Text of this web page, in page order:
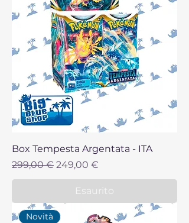
Box Tempesta Argentata - ITA
Prezzo regolare
299,00 € Prezzo scontato
249,00 €
Esaurito
Novità